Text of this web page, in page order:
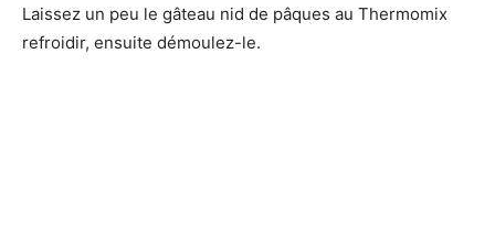
Laissez un peu le gâteau nid de pâques au Thermomix
refroidir, ensuite démoulez-le.